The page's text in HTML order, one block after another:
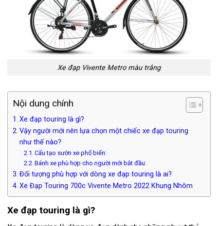
Xe đạp Vivente Metro màu trắng
Nội dung chính
Xe đạp touring là gì?
Vậy người mới nên lựa chọn một chiếc xe đạp touring
như thế nào?
Cấu tạo sườn xe phổ biến:
Bánh xe phù hợp cho người mới bắt đầu:
Đối tượng phù hợp với dòng xe đạp touring là ai?
Xe Đạp Touring 700c Vivente Metro 2022 Khung Nhôm
Xe đạp touring là gì?